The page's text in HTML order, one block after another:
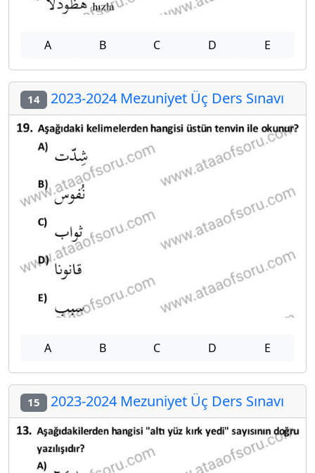
A B C D E
14 2023-2024 Mezuniyet Üç Ders Sınavı
A B C D E
15 2023-2024 Mezuniyet Üç Ders Sınavı